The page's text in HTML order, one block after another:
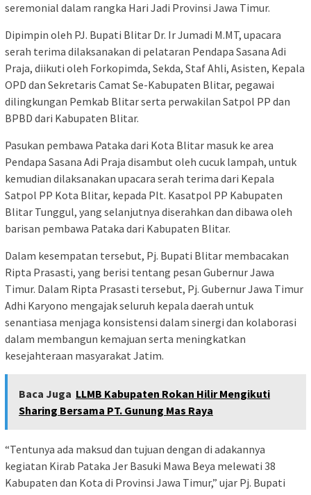
seremonial dalam rangka Hari Jadi Provinsi Jawa Timur.
Dipimpin oleh PJ. Bupati Blitar Dr. Ir Jumadi M.MT, upacara
serah terima dilaksanakan di pelataran Pendapa Sasana Adi
Praja, diikuti oleh Forkopimda, Sekda, Staf Ahli, Asisten, Kepala
OPD dan Sekretaris Camat Se-Kabupaten Blitar, pegawai
dilingkungan Pemkab Blitar serta perwakilan Satpol PP dan
BPBD dari Kabupaten Blitar.
Pasukan pembawa Pataka dari Kota Blitar masuk ke area
Pendapa Sasana Adi Praja disambut oleh cucuk lampah, untuk
kemudian dilaksanakan upacara serah terima dari Kepala
Satpol PP Kota Blitar, kepada Plt. Kasatpol PP Kabupaten
Blitar Tunggul, yang selanjutnya diserahkan dan dibawa oleh
barisan pembawa Pataka dari Kabupaten Blitar.
Dalam kesempatan tersebut, Pj. Bupati Blitar membacakan
Ripta Prasasti, yang berisi tentang pesan Gubernur Jawa
Timur. Dalam Ripta Prasasti tersebut, Pj. Gubernur Jawa Timur
Adhi Karyono mengajak seluruh kepala daerah untuk
senantiasa menjaga konsistensi dalam sinergi dan kolaborasi
dalam membangun kemajuan serta meningkatkan
kesejahteraan masyarakat Jatim.
Baca Juga LLMB Kabupaten Rokan Hilir Mengikuti
Sharing Bersama PT. Gunung Mas Raya
“Tentunya ada maksud dan tujuan dengan di adakannya
kegiatan Kirab Pataka Jer Basuki Mawa Beya melewati 38
Kabupaten dan Kota di Provinsi Jawa Timur,” ujar Pj. Bupati